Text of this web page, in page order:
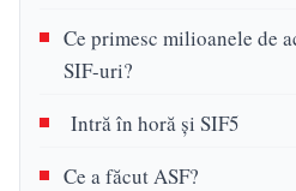
Ce primesc milioanele de
SIF-uri?
Intră în horă și SIF5
Ce a făcut ASF?